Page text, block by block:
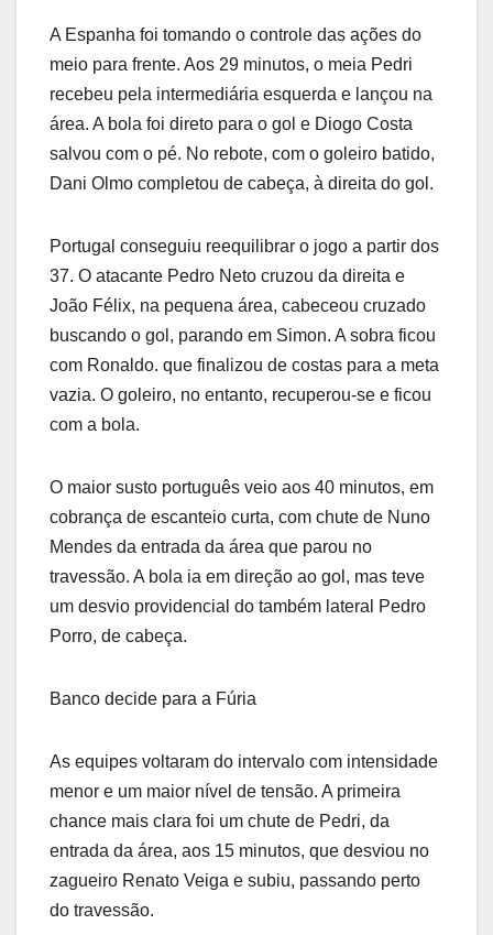
A Espanha foi tomando o controle das ações do
meio para frente. Aos 29 minutos, o meia Pedri
recebeu pela intermediária esquerda e lançou na
área. A bola foi direto para o gol e Diogo Costa
salvou com o pé. No rebote, com o goleiro batido,
Dani Olmo completou de cabeça, à direita do gol.
Portugal conseguiu reequilibrar o jogo a partir dos
37. O atacante Pedro Neto cruzou da direita e
João Félix, na pequena área, cabeceou cruzado
buscando o gol, parando em Simon. A sobra ficou
com Ronaldo. que finalizou de costas para a meta
vazia. O goleiro, no entanto, recuperou-se e ficou
com a bola.
O maior susto português veio aos 40 minutos, em
cobrança de escanteio curta, com chute de Nuno
Mendes da entrada da área que parou no
travessão. A bola ia em direção ao gol, mas teve
um desvio providencial do também lateral Pedro
Porro, de cabeça.
Banco decide para a Fúria
As equipes voltaram do intervalo com intensidade
menor e um maior nível de tensão. A primeira
chance mais clara foi um chute de Pedri, da
entrada da área, aos 15 minutos, que desviou no
zagueiro Renato Veiga e subiu, passando perto
do travessão.